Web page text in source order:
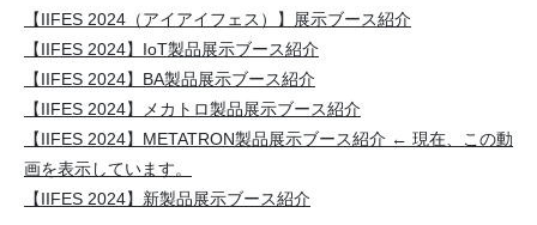
【IIFES 2024（アイアイフェス）】展示ブース紹介
【IIFES 2024】IoT製品展示ブース紹介
【IIFES 2024】BA製品展示ブース紹介
【IIFES 2024】メカトロ製品展示ブース紹介
【IIFES 2024】METATRON製品展示ブース紹介 ← 現在、この動
画を表示しています。
【IIFES 2024】新製品展示ブース紹介